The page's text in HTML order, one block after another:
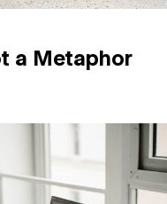
a Metaphor